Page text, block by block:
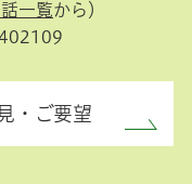
一覧から）
・ご要望